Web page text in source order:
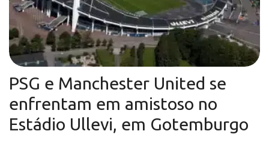
PSG e Manchester United se
enfrentam em amistoso no
Estádio Ullevi, em Gotemburgo